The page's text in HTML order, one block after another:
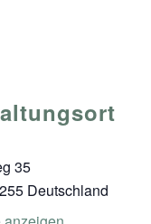
35
Deutschland